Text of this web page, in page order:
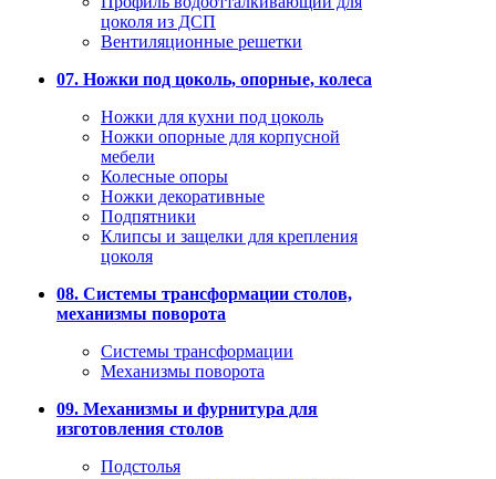
цоколя из ДСП
Вентиляционные решетки
07. Ножки под цоколь, опорные, колеса
Ножки для кухни под цоколь
Ножки опорные для корпусной
мебели
Колесные опоры
Ножки декоративные
Подпятники
Клипсы и защелки для крепления
цоколя
08. Системы трансформации столов,
механизмы поворота
Системы трансформации
Механизмы поворота
09. Механизмы и фурнитура для
изготовления столов
Подстолья